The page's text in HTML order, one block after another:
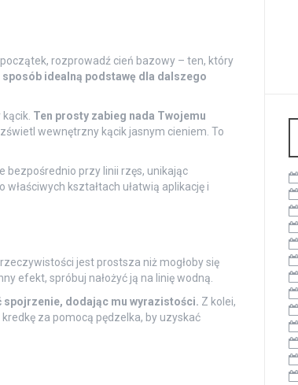
rozprowadź cień bazowy – ten, który
sposób idealną podstawę dla dalszego
Ten prosty zabieg nada Twojemu
wewnętrzny kącik jasnym cieniem. To
bezpośrednio przy linii rzęs, unikając
kształtach ułatwią aplikację i
jest prostsza niż mogłoby się
efekt, spróbuj nałożyć ją na linię wodną.
dodając mu wyrazistości. Z kolei,
za pomocą pędzelka, by uzyskać